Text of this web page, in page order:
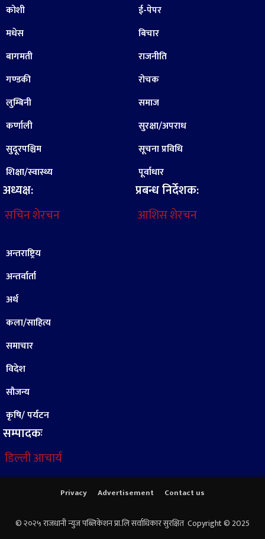
कोशी
मधेस
बागमती
गण्डकी
लुम्बिनी
कर्णाली
सुदूरपश्चिम
शिक्षा/स्वास्थ्य
अध्यक्ष:
सचिन शेरचन
ई-पेपर
बिचार
राजनीति
रोचक
समाज
सुरक्षा/अपराध
सूचना प्रविधि
पूर्वाधार
प्रबन्ध निर्देशक:
आशिस शेरचन
अन्तराष्ट्रिय
अन्तर्वार्ता
अर्थ
कला/साहित्य
समाचार
विदेश
सौजन्य
कृषि/ पर्यटन
सम्पादकः
डिल्ली आचार्य
Privacy Advertisement Contact us
© २०२५ राजधानी न्युज पब्लिकेशन प्रा.लि सर्वाधिकार सुरक्षित Copyright © 2025